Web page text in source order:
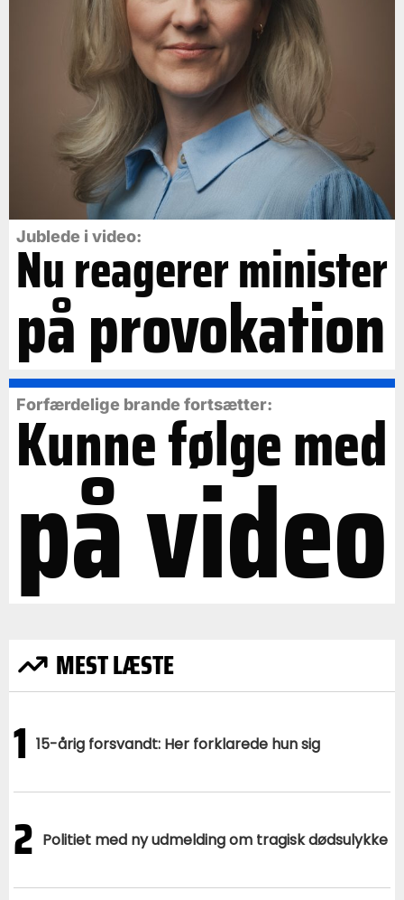
Jublede i video:
Nu reagerer minister
på provokation
Forfærdelige brande fortsætter:
Kunne følge med
på video
MEST LÆSTE
1 15-årig forsvandt: Her forklarede hun sig
2 Politiet med ny udmelding om tragisk dødsulykke